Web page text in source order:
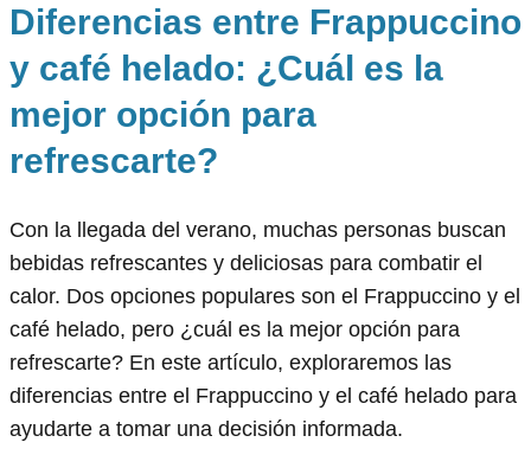
Diferencias entre Frappuccino
y café helado: ¿Cuál es la
mejor opción para
refrescarte?
Con la llegada del verano, muchas personas buscan
bebidas refrescantes y deliciosas para combatir el
calor. Dos opciones populares son el Frappuccino y el
café helado, pero ¿cuál es la mejor opción para
refrescarte? En este artículo, exploraremos las
diferencias entre el Frappuccino y el café helado para
ayudarte a tomar una decisión informada.